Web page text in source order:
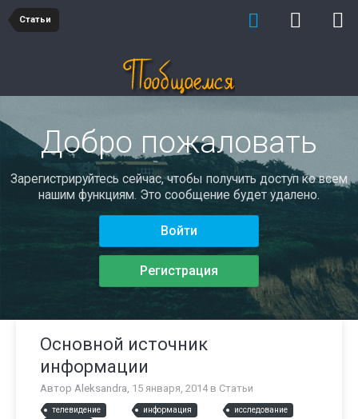
Статьи
Добро пожаловать
Зарегистрируйтесь сейчас, чтобы получить доступ ко всем
нашим функциям. Это сообщение будет удалено.
Войти
Регистрация
Основной источник
информации
Автор Aleksandra, 15 января, 2014в Статьи
телевидение информация
исследование